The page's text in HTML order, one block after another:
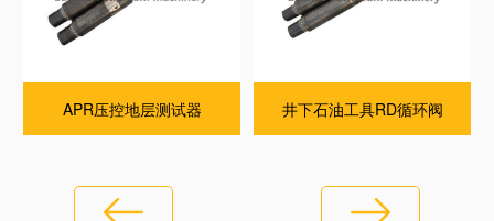
APR压控地层测试器 井下石油工具RD循环阀